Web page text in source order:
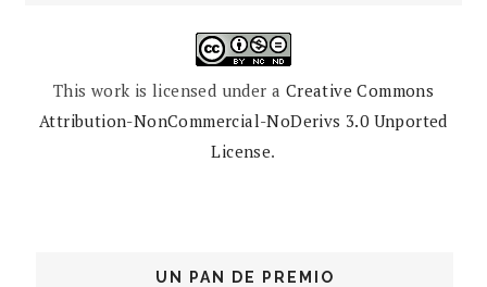
This work is licensed under a Creative Commons
Attribution-NonCommercial-NoDerivs 3.0 Unported
License.
UN PAN DE PREMIO